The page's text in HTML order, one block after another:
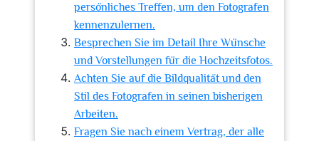
persönliches Treffen, um den Fotografen
kennenzulernen.
Besprechen Sie im Detail Ihre Wünsche
und Vorstellungen für die Hochzeitsfotos.
Achten Sie auf die Bildqualität und den
Stil des Fotografen in seinen bisherigen
Arbeiten.
Fragen Sie nach einem Vertrag, der alle